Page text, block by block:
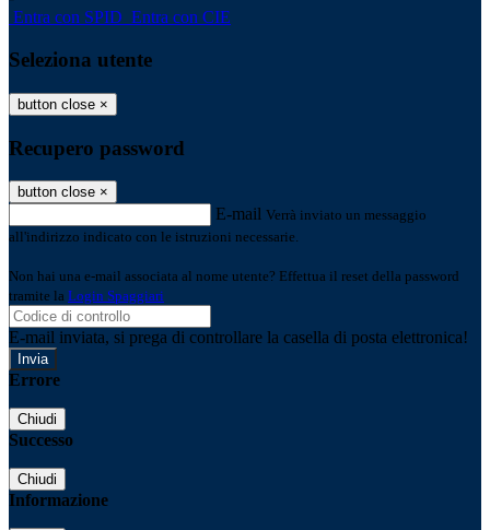
Entra con SPID Entra con CIE
Seleziona utente
button close ×
Recupero password
button close ×
E-mail Verrà inviato un messaggio
all'indirizzo indicato con le istruzioni necessarie.
Non hai una e-mail associata al nome utente? Effettua il reset della password
tramite la Login Spaggiari
E-mail inviata, si prega di controllare la casella di posta elettronica!
Errore
Chiudi
Successo
Chiudi
Informazione